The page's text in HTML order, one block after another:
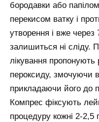
бородавки або
перекисом ватку і
утворення і вже через
залишиться ні сліду.
лікування
пероксиду, змочуючи в
прикладаючи його до
Компрес фіксують
процедуру кожні 2-2,5